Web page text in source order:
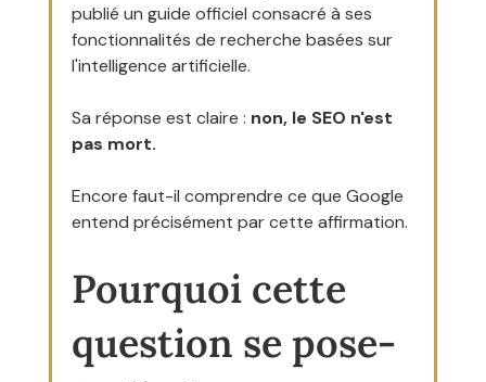
publié un guide officiel consacré à ses
fonctionnalités de recherche basées sur
l'intelligence artificielle.
Sa réponse est claire : non, le SEO n'est
pas mort.
Encore faut-il comprendre ce que Google
entend précisément par cette affirmation.
Pourquoi cette
question se pose-